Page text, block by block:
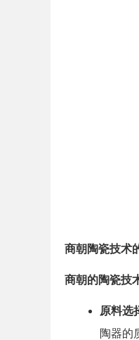
商朝陶瓷技术
商朝的陶瓷技
原料选
陶器的